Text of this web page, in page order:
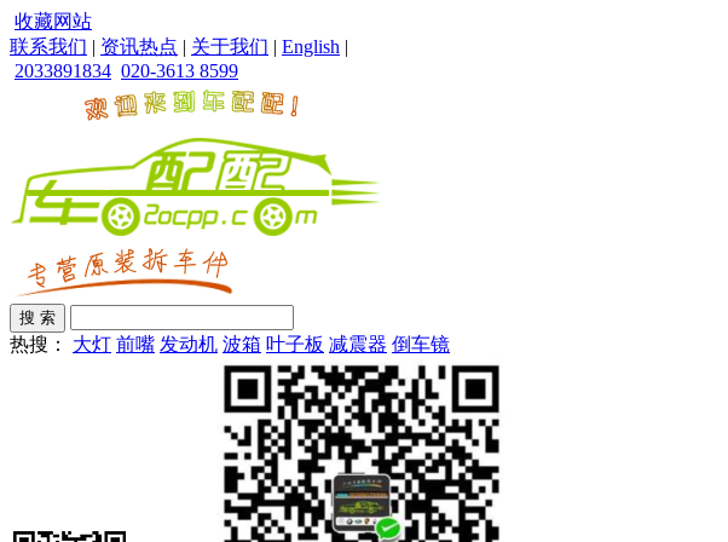
收藏网站
联系我们 | 资讯热点 | 关于我们 | English |
2033891834 020-3613 8599
热搜： 大灯 前嘴 发动机 波箱 叶子板 减震器 倒车镜